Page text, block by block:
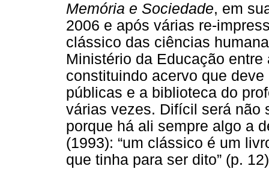
Memória e Sociedade, em
2006 e após várias re-
clássico das ciências
Ministério da Educação
constituindo acervo que
públicas e a biblioteca do
várias vezes. Difícil será não
porque há ali sempre algo a
(1993): “um clássico é um
que tinha para ser dito” (p.